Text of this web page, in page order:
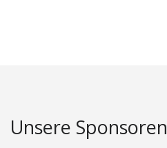
Unsere Sponsoren